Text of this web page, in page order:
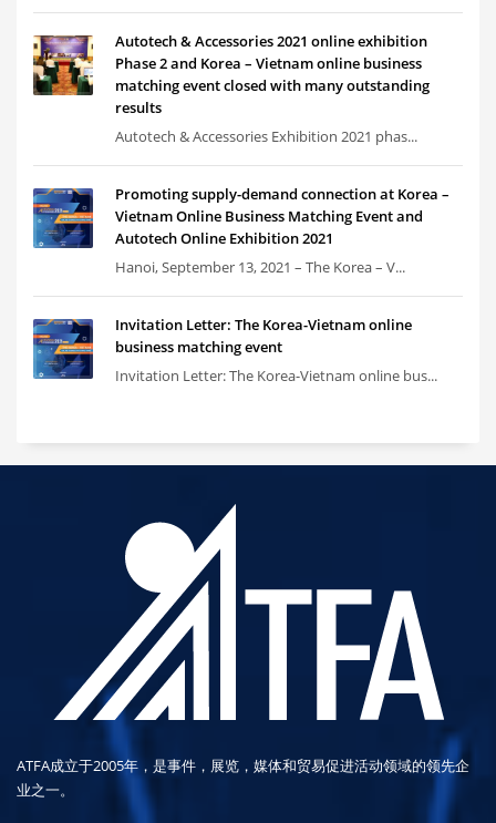
Autotech & Accessories 2021 online exhibition
Phase 2 and Korea – Vietnam online business
matching event closed with many outstanding
results
Autotech & Accessories Exhibition 2021 phas...
Promoting supply-demand connection at Korea –
Vietnam Online Business Matching Event and
Autotech Online Exhibition 2021
Hanoi, September 13, 2021 – The Korea – V...
Invitation Letter: The Korea-Vietnam online
business matching event
Invitation Letter: The Korea-Vietnam online bus...
ATFA成立于2005年，是事件，展览，媒体和贸易促进活动领域的领先企
业之一。